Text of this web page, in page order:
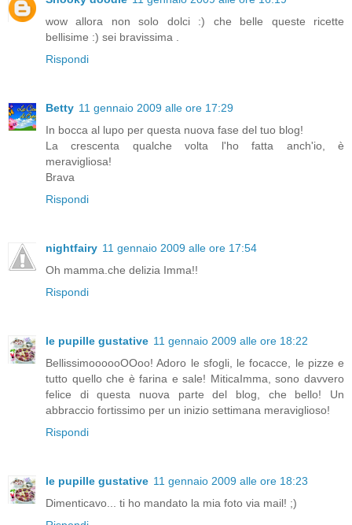
wow allora non solo dolci :) che belle queste ricette
bellisime :) sei bravissima .
Rispondi
Betty 11 gennaio 2009 alle ore 17:29
In bocca al lupo per questa nuova fase del tuo blog!
La crescenta qualche volta l'ho fatta anch'io, è
meravigliosa!
Brava
Rispondi
nightfairy 11 gennaio 2009 alle ore 17:54
Oh mamma.che delizia Imma!!
Rispondi
le pupille gustative 11 gennaio 2009 alle ore 18:22
BellissimoooooOOoo! Adoro le sfogli, le focacce, le pizze e
tutto quello che è farina e sale! MiticaImma, sono davvero
felice di questa nuova parte del blog, che bello! Un
abbraccio fortissimo per un inizio settimana meraviglioso!
Rispondi
le pupille gustative 11 gennaio 2009 alle ore 18:23
Dimenticavo... ti ho mandato la mia foto via mail! ;)